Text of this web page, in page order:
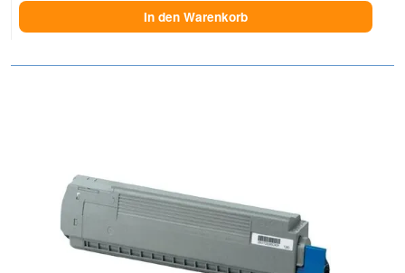
In den Warenkorb